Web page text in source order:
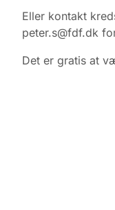
Eller kontakt
peter.s@fdf.dk
Det er gratis at